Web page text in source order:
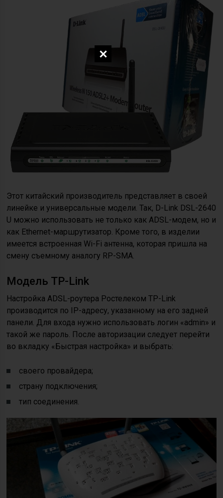
Этот китайский производитель представляет в своей
линейке и универсальные модели. Так, D-Link DSL-2640
U можно использовать не только как ADSL-модем, но и
как Ethernet-маршрутизатор. Кроме того, в изделии
имеется встроенная Wi-Fi антенна, которая пришла на
смену съемному аналогу RP-SMA.
Модель TP-Link
Настройка ADSL-роутера Ростелеком TP-Link
производится по IP-адресу, указанному на его задней
панели. Для входа нужно использовать логин «admin» и
такой же пароль. После авторизации следует перейти
во вкладку «Быстрая настройка» и выбрать:
своего провайдера;
страну подключения;
тип соединения.